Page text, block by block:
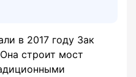
в 2017 году Зак
строит мост